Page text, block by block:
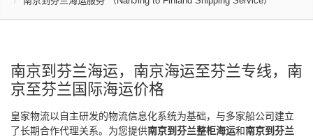
南京到芬兰海运，南京海运至芬兰专线，南
京至芬兰国际海运价格
皇家物流以自主研发的物流信息化系统为基础，与多家船公司建立
了长期合作代理关系。为您提供南京到芬兰整柜海运和南京到芬兰